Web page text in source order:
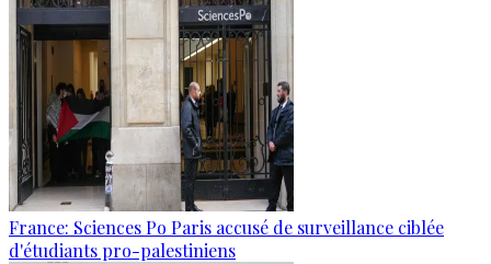
France: Sciences Po Paris accusé de surveillance ciblée
d'étudiants pro-palestiniens